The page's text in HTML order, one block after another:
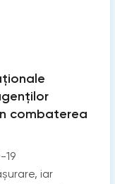
combaterea
iar